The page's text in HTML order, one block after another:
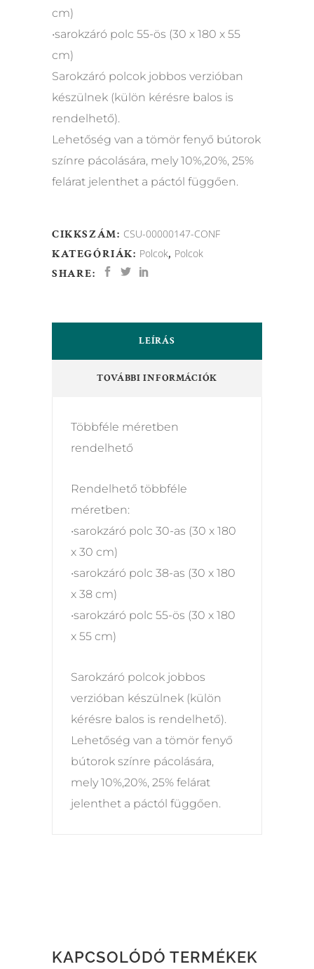
cm)
•sarokzáró polc 55-ös (30 x 180 x 55
cm)
Sarokzáró polcok jobbos verzióban
készülnek (külön kérésre balos is
rendelhető).
Lehetőség van a tömör fenyő bútorok
színre pácolására, mely 10%,20%, 25%
felárat jelenthet a páctól függően.
CIKKSZÁM: CSU-00000147-CONF
KATEGÓRIÁK: Polcok, Polcok
SHARE:
LEÍRÁS
TOVÁBBI INFORMÁCIÓK
Többféle méretben
rendelhető
Rendelhető többféle
méretben:
•sarokzáró polc 30-as (30 x 180
x 30 cm)
•sarokzáró polc 38-as (30 x 180
x 38 cm)
•sarokzáró polc 55-ös (30 x 180
x 55 cm)
Sarokzáró polcok jobbos
verzióban készülnek (külön
kérésre balos is rendelhető).
Lehetőség van a tömör fenyő
bútorok színre pácolására,
mely 10%,20%, 25% felárat
jelenthet a páctól függően.
KAPCSOLÓDÓ TERMÉKEK